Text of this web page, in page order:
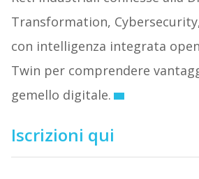
Transformation,
con intelligenza integrata
Twin per comprendere
gemello digitale.
Iscrizioni qui